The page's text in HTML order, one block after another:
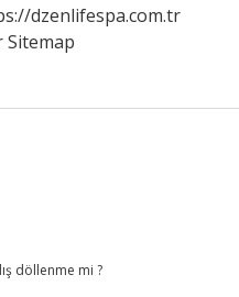
dzenlifespa.com.tr
Sitemap
döllenme mi ?